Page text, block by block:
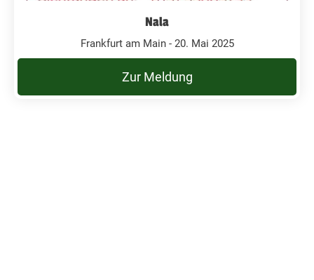
Nala
Frankfurt am Main - 20. Mai 2025
Zur Meldung